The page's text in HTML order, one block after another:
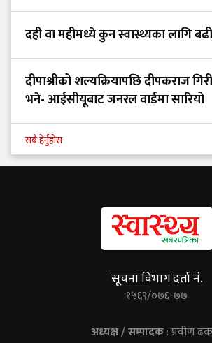
दही वा महीमध्ये कुन स्वास्थ्यका लागि
दीपाश्रीको शल्यक्रियापछि दीपकराज
भने- आईसीयूबाट जनरल वार्डमा सारियो
सबै हेर्नुहोस
सूचना विभाग दर्ता नं.
१५६९/०७६-७७
अध्यक्ष / सम्पादक: प्रवीण